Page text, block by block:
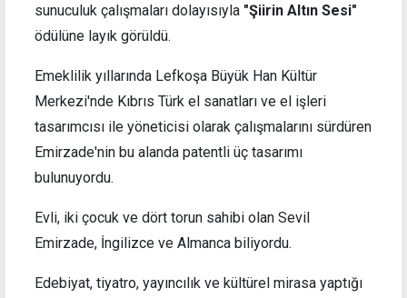
sunuculuk çalışmaları dolayısıyla "Şiirin Altın Sesi"
ödülüne layık görüldü.
Emeklilik yıllarında Lefkoşa Büyük Han Kültür
Merkezi'nde Kıbrıs Türk el sanatları ve el işleri
tasarımcısı ile yöneticisi olarak çalışmalarını sürdüren
Emirzade'nin bu alanda patentli üç tasarımı
bulunuyordu.
Evli, iki çocuk ve dört torun sahibi olan Sevil
Emirzade, İngilizce ve Almanca biliyordu.
Edebiyat, tiyatro, yayıncılık ve kültürel mirasa yaptığı